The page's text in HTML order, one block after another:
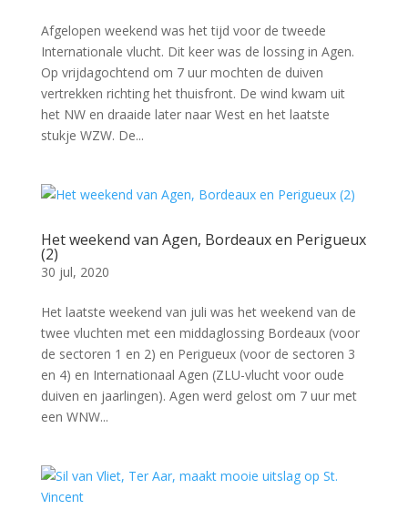
Afgelopen weekend was het tijd voor de tweede
Internationale vlucht. Dit keer was de lossing in Agen.
Op vrijdagochtend om 7 uur mochten de duiven
vertrekken richting het thuisfront. De wind kwam uit
het NW en draaide later naar West en het laatste
stukje WZW. De...
Het weekend van Agen, Bordeaux en Perigueux
(2)
30 jul, 2020
Het laatste weekend van juli was het weekend van de
twee vluchten met een middaglossing Bordeaux (voor
de sectoren 1 en 2) en Perigueux (voor de sectoren 3
en 4) en Internationaal Agen (ZLU-vlucht voor oude
duiven en jaarlingen). Agen werd gelost om 7 uur met
een WNW...